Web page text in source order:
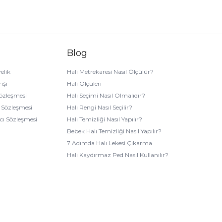
Sözleşmesi
Blog
Halı Metrekaresi Nasıl Ölçülür?
Halı Ölçüleri
Halı Seçimi Nasıl Olmalıdır?
Halı Rengi Nasıl Seçilir?
Halı Temizliği Nasıl Yapılır?
Bebek Halı Temizliği Nasıl Yapılır?
7 Adımda Halı Lekesi Çıkarma
Halı Kaydırmaz Ped Nasıl Kullanılır?